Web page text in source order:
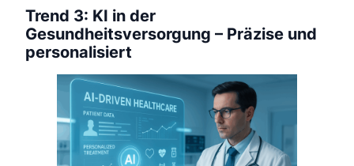
Trend 3: KI in der
Gesundheitsversorgung – Präzise und
personalisiert